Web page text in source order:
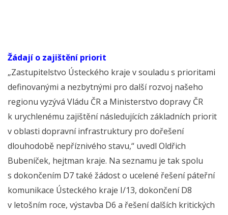
Žádají o zajištění priorit
„Zastupitelstvo Ústeckého kraje v souladu s prioritami
definovanými a nezbytnými pro další rozvoj našeho
regionu vyzývá Vládu ČR a Ministerstvo dopravy ČR
k urychlenému zajištění následujících základních priorit
v oblasti dopravní infrastruktury pro dořešení
dlouhodobě nepříznivého stavu,“ uvedl Oldřich
Bubeníček, hejtman kraje. Na seznamu je tak spolu
s dokončením D7 také žádost o ucelené řešení páteřní
komunikace Ústeckého kraje I/13, dokončení D8
v letošním roce, výstavba D6 a řešení dalších kritických